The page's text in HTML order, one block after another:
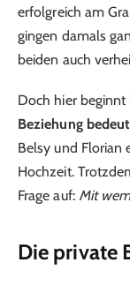
erfolgreich am
gingen damals
beiden auch
Doch hier beginnt
Beziehung
Belsy und Florian
Hochzeit.
Frage auf: Mit
Die private